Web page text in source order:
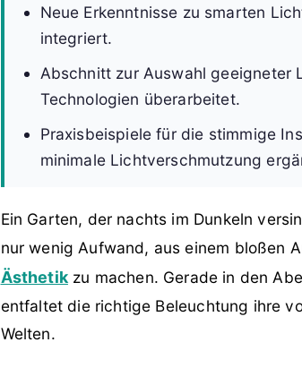
Neue Erkenntnisse zu smarten
integriert.
Abschnitt zur Auswahl geeigneter
Technologien überarbeitet.
Praxisbeispiele für die stimmige
minimale Lichtverschmutzung
Ein Garten, der nachts im Dunkeln
nur wenig Aufwand, aus einem bloßen
Ästhetikzu machen. Gerade in den
entfaltet die richtige Beleuchtung ihre
Welten.